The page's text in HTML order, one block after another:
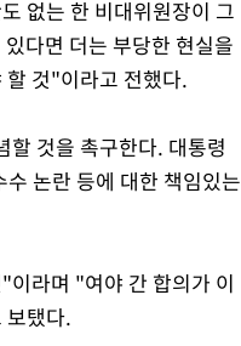
없는 한 비대위원장이 그
다면 더는 부당한 현실을
할 것"이라고 전했다.
할 것을 촉구한다. 대통령
논란 등에 대한 책임있는
이라며 "여야 간 합의가 이
보탰다.